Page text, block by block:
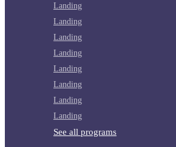
Landing
Landing
Landing
Landing
Landing
Landing
Landing
Landing
See all programs